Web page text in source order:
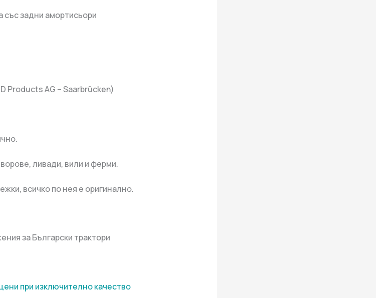
задни амортисьори
Products AG – Saarbrücken)
ливади, вили и ферми.
всичко по нея е оригинално.
за Български трактори
при изключително качество